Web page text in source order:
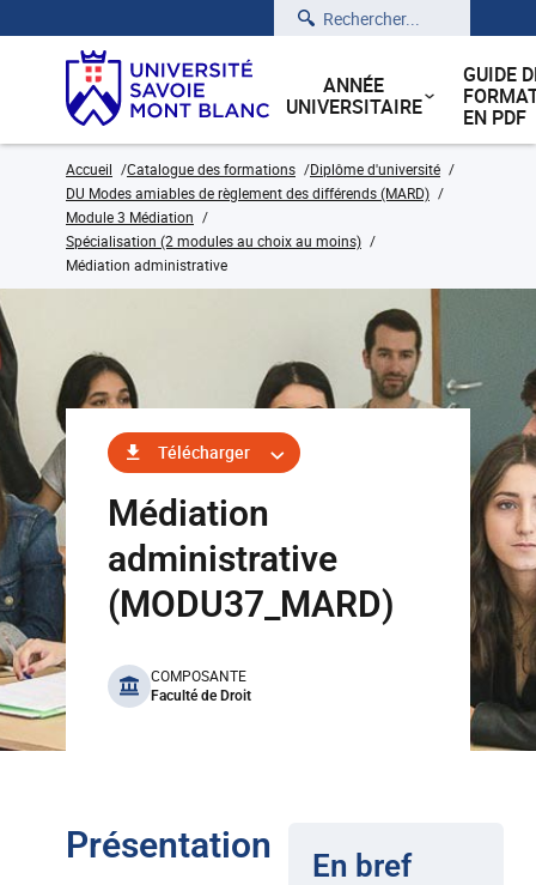
Rechercher
ANNÉE
UNIVERSITAIRE
GUIDE
EN PDF
Accueil Catalogue des formations
Diplôme d'université
DU Modes amiables de règlement des différends (MARD)
Module 3 Médiation
Spécialisation (2 modules au choix au moins)
Médiation administrative
Télécharger
Médiation
administrative
(MODU37_MARD)
benefits
COMPOSANTE
Faculté de Droit
Présentation En bref